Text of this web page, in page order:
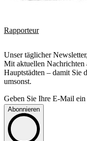
Rapporteur
Unser täglicher
Mit aktuellen Nachrichten
Hauptstädten – damit Sie
umsonst.
Geben Sie Ihre E-Mail ein
Abonnieren